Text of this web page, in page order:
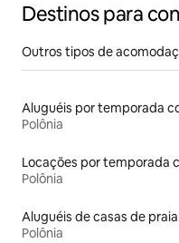
Destinos para
Outros tipos de
Polônia
Polônia
Aluguéis de casas de praia
Polônia